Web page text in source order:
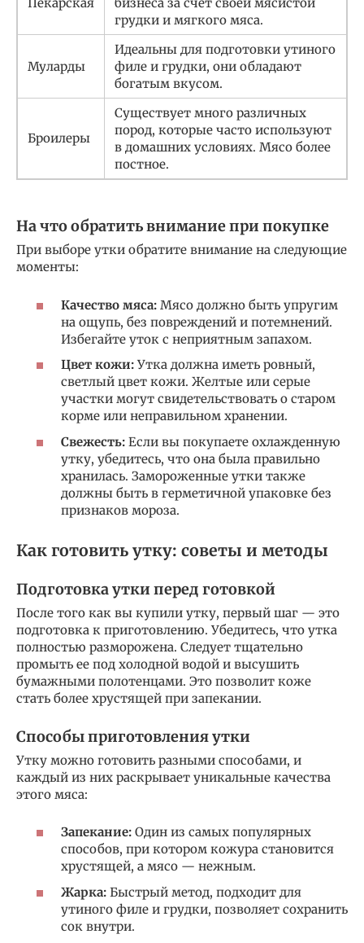
грудки и мягкого мяса.
Муларды
Идеальны для подготовки утиного
филе и грудки, они обладают
богатым вкусом.
Броилеры
Существует много различных
пород, которые часто используют
в домашних условиях. Мясо более
постное.
На что обратить внимание при покупке
При выборе утки обратите внимание на следующие
моменты:
Качество мяса: Мясо должно быть упругим
на ощупь, без повреждений и потемнений.
Избегайте уток с неприятным запахом.
Цвет кожи:Утка должна иметь ровный,
светлый цвет кожи. Желтые или серые
участки могут свидетельствовать о старом
корме или неправильном хранении.
Свежесть: Если вы покупаете охлажденную
утку, убедитесь, что она была правильно
хранилась. Замороженные утки также
должны быть в герметичной упаковке без
признаков мороза.
Как готовить утку: советы и методы
Подготовка утки перед готовкой
После того как вы купили утку, первый шаг — это
подготовка к приготовлению. Убедитесь, что утка
полностью разморожена. Следует тщательно
промыть ее под холодной водой и высушить
бумажными полотенцами. Это позволит коже
стать более хрустящей при запекании.
Способы приготовления утки
Утку можно готовить разными способами, и
каждый из них раскрывает уникальные качества
этого мяса:
Запекание: Один из самых популярных
способов, при котором кожура становится
хрустящей, а мясо — нежным.
Жарка: Быстрый метод, подходит для
утиного филе и грудки, позволяет сохранить
сок внутри.